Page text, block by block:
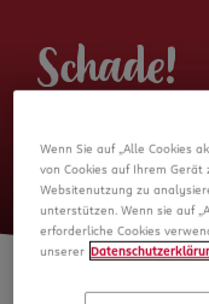
Schade!
mehr
Wenn Sie auf „Alle Cookies
von Cookies auf Ihrem Gerät
Websitenutzung zu
unterstützen. Wenn sie auf
erforderliche Cookies
unserer